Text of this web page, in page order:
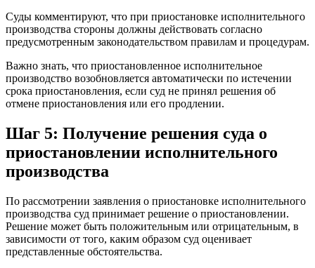
Суды комментируют, что при приостановке исполнительного
производства стороны должны действовать согласно
предусмотренным законодательством правилам и процедурам.
Важно знать, что приостановленное исполнительное
производство возобновляется автоматически по истечении
срока приостановления, если суд не принял решения об
отмене приостановления или его продлении.
Шаг 5: Получение решения суда о
приостановлении исполнительного
производства
По рассмотрении заявления о приостановке исполнительного
производства суд принимает решение о приостановлении.
Решение может быть положительным или отрицательным, в
зависимости от того, каким образом суд оценивает
представленные обстоятельства.